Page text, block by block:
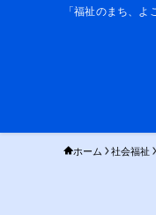
「福祉のまち、
ホーム 社会福祉